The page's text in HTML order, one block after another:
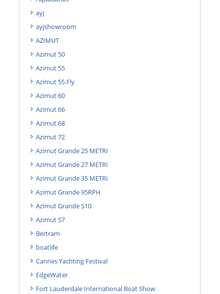
ayj
ayjshowroom
AZIMUT
Azimut 50
Azimut 55
Azimut 55 Fly
Azimut 60
Azimut 66
Azimut 68
Azimut 72
Azimut Grande 25 METRI
Azimut Grande 27 METRI
Azimut Grande 35 METRI
Azimut Grande 95RPH
Azimut Grande S10
Azimut S7
Bertram
boatlife
Cannes Yachting Festival
EdgeWater
Fort Lauderdale International Boat Show